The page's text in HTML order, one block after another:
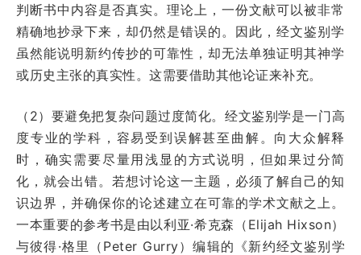
判断书中内容是否真实。理论上，一份文献可以被非常
精确地抄录下来，却仍然是错误的。因此，经文鉴别学
虽然能说明新约传抄的可靠性，却无法单独证明其神学
或历史主张的真实性。这需要借助其他论证来补充。
（2）要避免把复杂问题过度简化。经文鉴别学是一门高
度专业的学科，容易受到误解甚至曲解。向大众解释
时，确实需要尽量用浅显的方式说明，但如果过分简
化，就会出错。若想讨论这一主题，必须了解自己的知
识边界，并确保你的论述建立在可靠的学术文献之上。
一本重要的参考书是由以利亚·希克森（Elijah Hixson）
与彼得·格里（Peter Gurry）编辑的《新约经文鉴别学